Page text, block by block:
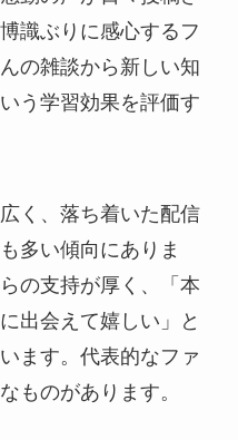
識ぶりに感心するフ
の雑談から新しい知
う学習効果を評価す
く、落ち着いた配信
多い傾向にありま
の支持が厚く、「本
出会えて嬉しい」と
ます。代表的なファ
ものがあります。